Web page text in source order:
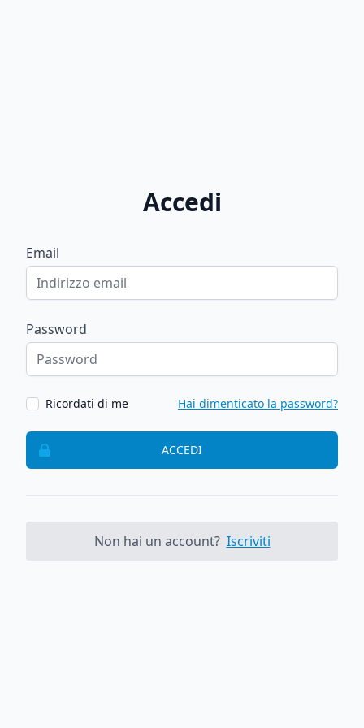
Accedi
Email
Password
Ricordati di me Hai dimenticato la password?
ACCEDI
Non hai un account? Iscriviti